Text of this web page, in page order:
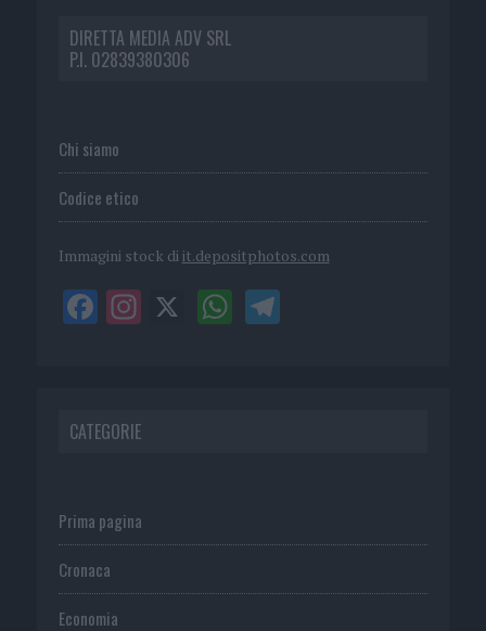
DIRETTA MEDIA ADV SRL
P.I. 02839380306
Chi siamo
Codice etico
Immagini stock di it.depositphotos.com
CATEGORIE
Prima pagina
Cronaca
Economia